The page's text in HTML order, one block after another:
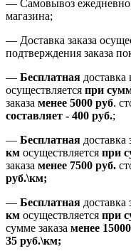
— Самовывоз
магазина;
— Доставка заказа
подтверждения заказа
— Бесплатная доставка
осуществляется при
заказа менее 5000 руб.
составляет - 400 руб.;
— Бесплатная доставка
км осуществляется при
заказа менее 7500 руб.
руб.\км;
— Бесплатная доставка
км осуществляется при
сумме заказа менее 15000
35 руб.\км;